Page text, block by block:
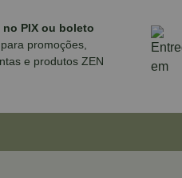
no PIX ou boleto
promoções,
e produtos ZEN